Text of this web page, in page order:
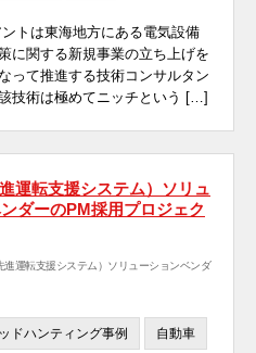
トは東海地方にある電気設備
に関する新規事業の立ち上げを
って推進する技術コンサルタン
技術は極めてニッチという […]
運転支援システム）ソリュ
ダーのPM採用プロジェク
進運転支援システム）ソリューションベンダ
ドハンティング事例 自動車